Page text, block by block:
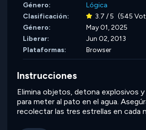
Género:
Lógica
Clasificación:
3.7 / 5 (545
Género:
May 01, 2025
Liberar:
Jun 02, 2013
Plataformas:
Browser
Instrucciones
Elimina objetos, detona explosivos
para meter al pato en el agua.
recolectar las tres estrellas en cada